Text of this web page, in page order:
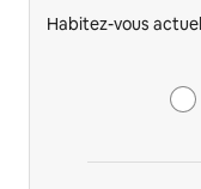
Habitez-vous